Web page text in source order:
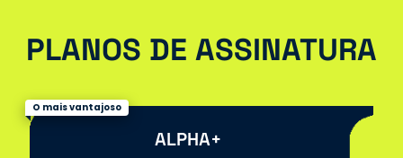
PLANOS DE ASSINATURA
O mais vantajoso
ALPHA+